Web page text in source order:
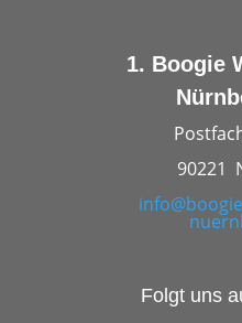
1. Boogie
90221
Folgt uns